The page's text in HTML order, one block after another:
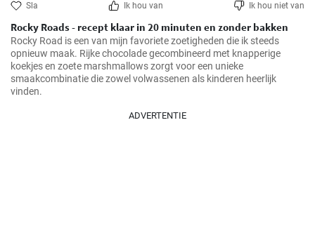
Sla Ik hou van Ik hou niet van
Rocky Roads - recept klaar in 20 minuten en zonder bakken
Rocky Road is een van mijn favoriete zoetigheden die ik steeds
opnieuw maak. Rijke chocolade gecombineerd met knapperige
koekjes en zoete marshmallows zorgt voor een unieke
smaakcombinatie die zowel volwassenen als kinderen heerlijk
ADVERTENTIE